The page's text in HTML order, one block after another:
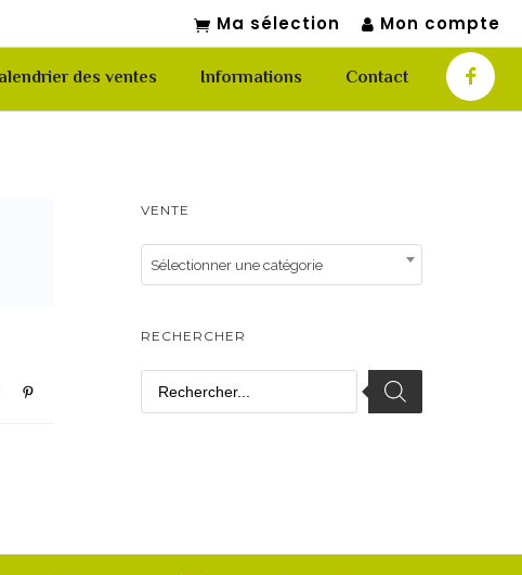
Ma sélection Mon compte
des ventes Informations Contact
VENTE
Sélectionner une catégorie
RECHERCHER